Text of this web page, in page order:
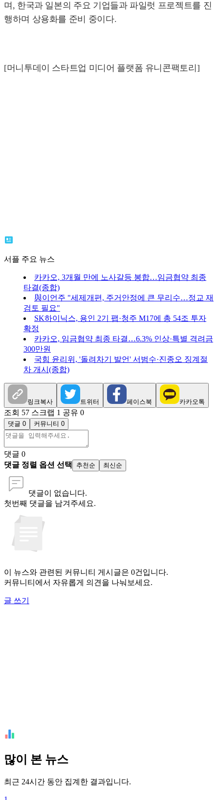
며, 한국과 일본의 주요 기업들과 파일럿 프로젝트를 진
행하며 상용화를 준비 중이다.
[머니투데이 스타트업 미디어 플랫폼 유니콘팩토리]
서플 주요 뉴스
카카오, 3개월 만에 노사갈등 봉합…임금협약 최종
타결(종합)
與이언주 "세제개편, 주거안정에 큰 무리수…정교 재
검토 필요"
SK하이닉스, 용인 2기 팹·청주 M17에 총 54조 투자
확정
카카오, 임금협약 최종 타결…6.3% 인상·특별 격려금
300만원
국힘 윤리위, '돌려차기 발언' 서범수·진종오 징계절
차 개시(종합)
링크복사 트위터 페이스북 카카오톡
조회 57 스크랩 1 공유 0
댓글 0 커뮤니티 0
댓글 0
댓글 정렬 옵션 선택
추천순 최신순
댓글이 없습니다.
첫번째 댓글을 남겨주세요.
이 뉴스와 관련된 커뮤니티 게시글은 0건입니다.
커뮤니티에서 자유롭게 의견을 나눠보세요.
글 쓰기
많이 본 뉴스
최근 24시간 동안 집계한 결과입니다.